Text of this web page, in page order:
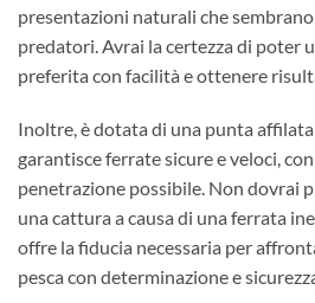
presentazioni naturali che
predatori. Avrai la certezza di poter
preferita con facilità e ottenere
Inoltre, è dotata di una punta
garantisce ferrate sicure e veloci,
penetrazione possibile. Non dovrai
una cattura a causa di una ferrata
offre la fiducia necessaria per
pesca con determinazione e